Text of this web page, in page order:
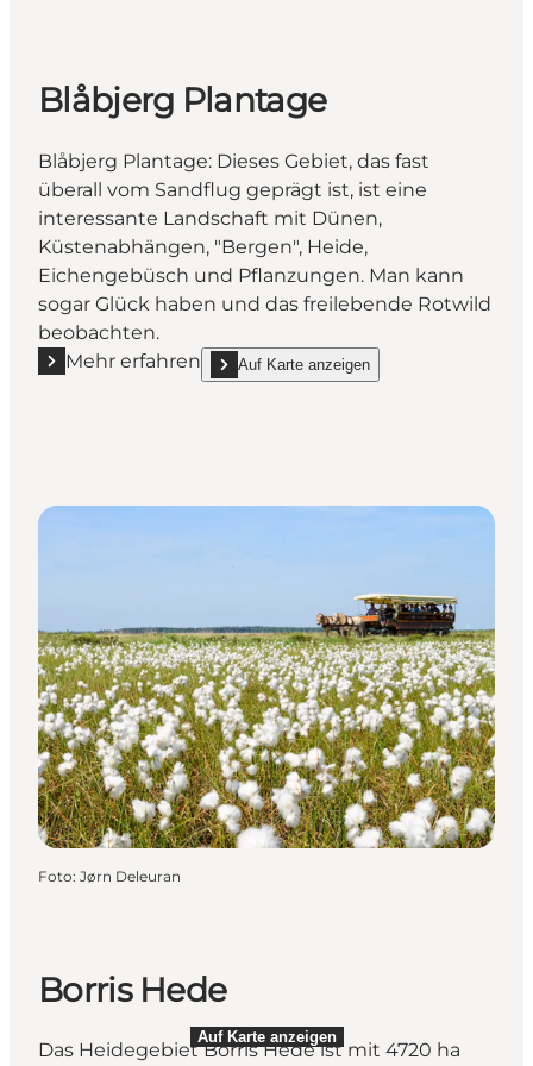
Blåbjerg Plantage
Blåbjerg Plantage: Dieses Gebiet, das fast
überall vom Sandflug geprägt ist, ist eine
interessante Landschaft mit Dünen,
Küstenabhängen, "Bergen", Heide,
Eichengebüsch und Pflanzungen. Man kann
sogar Glück haben und das freilebende Rotwild
beobachten.
Mehr erfahren
Mehr erfahren "Blåbjerg Plantage"
Auf Karte anzeigen
show Blåbjerg Plantage on_map
Foto: Jørn Deleuran
Borris Hede
Das Heidegebiet Borris Hede ist mit 4720 ha
Auf Karte anzeigen